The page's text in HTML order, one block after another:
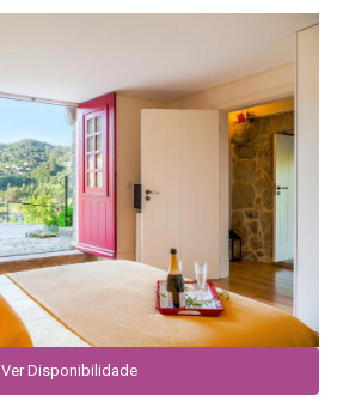
Ver Disponibilidade